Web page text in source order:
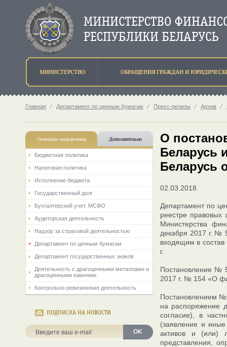
МИНИСТЕРСТВО ОБРАЩЕНИЯ ГРАЖДАН И
Главная ⁄ Департамент по ценным бумагам ⁄ Пресс-релизы ⁄ Архив ⁄
Основные направления Дополнительно
Бюджетная политика
Налоговая политика
Исполнение бюджета
Государственный долг
Бухгалтерский учет. МСФО
Аудиторская деятельность
Надзор за страховой деятельностью
Департамент по ценным бумагам
Департамент государственных знаков
Деятельность с драгоценными металлами и
драгоценными камнями
Контрольно-ревизионная деятельность
ПОДПИСКА НА НОВОСТИ
OK
О
Беларусь
Беларусь
02.03.2018
Департамент по
реестре правовых
Министерства
декабря 2017 г. №
входящим в
г.
Постановление №
2017 г. № 154 «О
Постановлением №
на распоряжение
согласие), в
(заявление и
активов и (или)
представления,